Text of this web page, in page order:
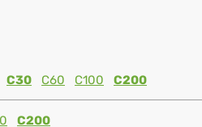
C30 C60 C100 C200
C200